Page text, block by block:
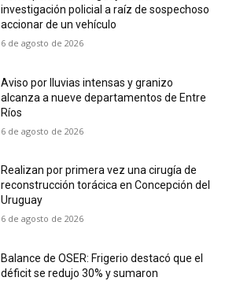
investigación policial a raíz de sospechoso
accionar de un vehículo
6 de agosto de 2026
Aviso por lluvias intensas y granizo
alcanza a nueve departamentos de Entre
Ríos
6 de agosto de 2026
Realizan por primera vez una cirugía de
reconstrucción torácica en Concepción del
Uruguay
6 de agosto de 2026
Balance de OSER: Frigerio destacó que el
déficit se redujo 30% y sumaron